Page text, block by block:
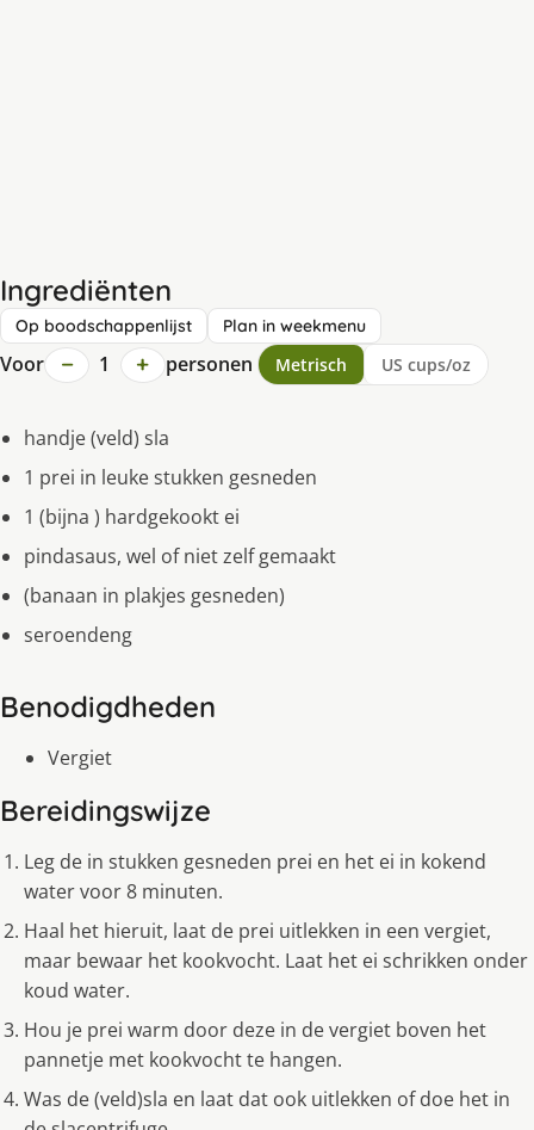
Ingrediënten
Op boodschappenlijst Plan in weekmenu
Voor − 1 + personen Metrisch US cups/oz
handje (veld) sla
1 prei in leuke stukken gesneden
1 (bijna ) hardgekookt ei
pindasaus, wel of niet zelf gemaakt
(banaan in plakjes gesneden)
seroendeng
Benodigdheden
Vergiet
Bereidingswijze
Leg de in stukken gesneden prei en het ei in kokend
water voor 8 minuten.
Haal het hieruit, laat de prei uitlekken in een vergiet,
maar bewaar het kookvocht. Laat het ei schrikken onder
koud water.
Hou je prei warm door deze in de vergiet boven het
pannetje met kookvocht te hangen.
Was de (veld)sla en laat dat ook uitlekken of doe het in